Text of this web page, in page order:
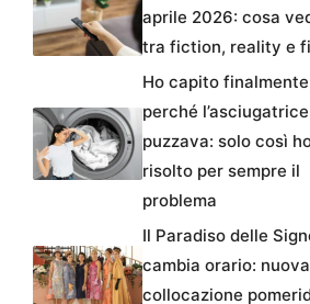
aprile 2026: cosa
tra fiction, reality e
Ho capito finalmente
perché l’asciugatrice
puzzava: solo così
risolto per sempre il
problema
Il Paradiso delle
cambia orario: nuova
collocazione